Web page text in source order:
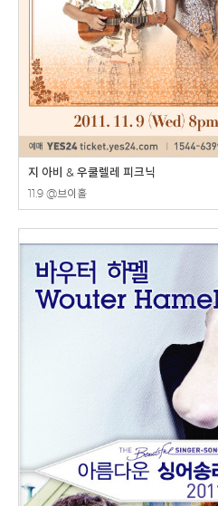
지 아비 & 우쿨렐레 피크닉
11.9 @브이홀